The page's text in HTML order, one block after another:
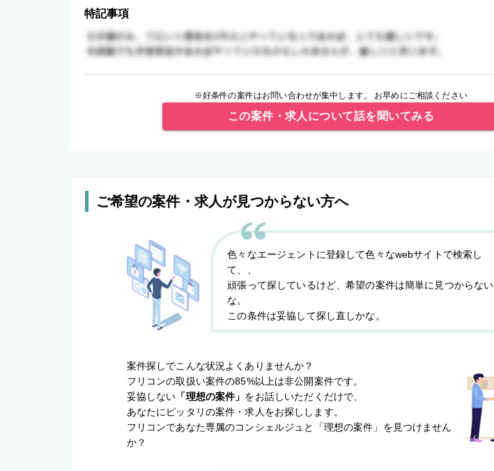
特記事項
※好条件の案件はお問い合わせが集中します。 お早めにご相談ください
この案件・求人について話を聞いてみる
ご希望の案件・求人が見つからない方へ
色々なエージェントに登録して色々なwebサイトで検索し
て、、
頑張って探しているけど、希望の案件は簡単に見つからない
な。
この条件は妥協して探し直しかな。
案件探しでこんな状況よくありませんか？
フリコンの取扱い案件の85%以上は非公開案件です。
妥協しない 「理想の案件」 をお話しいただくだけで、
あなたにピッタリの案件・求人をお探しします。
フリコンであなた専属のコンシェルジュと
「理想の案件」を見つけません
か？